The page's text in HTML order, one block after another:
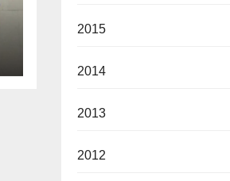
2015
2014
2013
2012